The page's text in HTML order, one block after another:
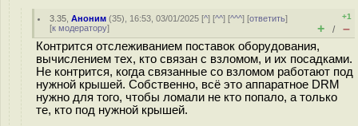
3.35 ,Аноним (35), 16:53, 03/01/2025 [^] [^^] [^^^] [ответить]
[к модератору]
+1
+ / –
Контрится отслеживанием поставок оборудования,
вычислением тех, кто связан с взломом, и их посадками.
Не контрится, когда связанные со взломом работают под
нужной крышей. Собственно, всё это аппаратное DRM
нужно для того, чтобы ломали не кто попало, а только
те, кто под нужной крышей.